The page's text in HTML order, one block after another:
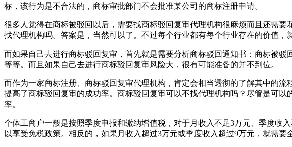
标，该行为是不合法的，商标审批部门不会批准某公司的商标注册申请。
很多人觉得在商标被驳回以后，需要找商标驳回复审代理机构很麻烦而且还需
找代理机构吗。答案是，当然可以了。不过每个行业都有每个行业存在的价值
而如果自己去进行商标驳回复审，首先就是需要分析商标驳回通知书：商标被
等等。而且如果自己去进行商标驳回复审风险大，很有可能准备的并不到位。
而作为一家商标注册、商标驳回复审代理机构，肯定会相当透彻的了解其中的
提高了商标驳回复审的成功率。商标驳回复审可以不找代理机构吗？尽管是可
率。
个体工商户一般是按照季度申报和缴纳增值税，对于月收入不足3万元、季度收
以享受免税政策。相反的，如果月收入超过3万元或季度收入超过9万元，就需